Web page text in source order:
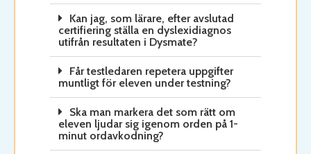
Kan jag, som lärare, efter avslutad
certifiering ställa en dyslexidiagnos
utifrån resultaten i Dysmate?
Får testledaren repetera uppgifter
muntligt för eleven under testning?
Ska man markera det som rätt om
eleven ljudar sig igenom orden på 1-
minut ordavkodning?